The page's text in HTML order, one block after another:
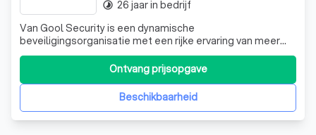
Van Gool Security is een dynamische
beveiligingsorganisatie met een rijke ervaring van meer
dan 40 jaar in de branche. Wij zijn een regionaal opererend
bedrijf, erkend door het Ministerie van Justitie, en bieden
een breed scala aan beveiligingsdiensten aan zowel
particulieren als bedrijven. Onze exp
Beschikbaarheid
Ontvang prijsopgave
timelapse 26 jaar in bedrijf